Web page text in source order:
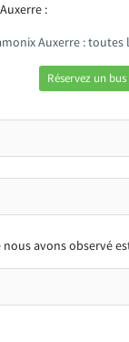
:
Auxerre :
Réservez un
avons observé